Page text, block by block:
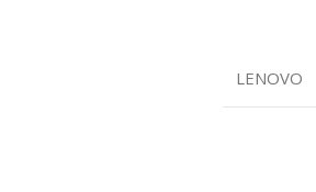
LENOVO